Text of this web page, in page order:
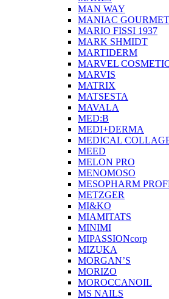
MAN WAY
MANIAC GOURMET
MARIO FISSI 1937
MARK SHMIDT
MARTIDERM
MARVEL
MARVIS
MATRIX
MATSESTA
MAVALA
MED:B
MEDI+DERMA
MEDICAL
MEED
MELON PRO
MENOMOSO
MESOPHARM
METZGER
MI&KO
MIAMITATS
MINIMI
MIPASSIONcorp
MIZUKA
MORGAN’S
MORIZO
MOROCCANOIL
MS NAILS